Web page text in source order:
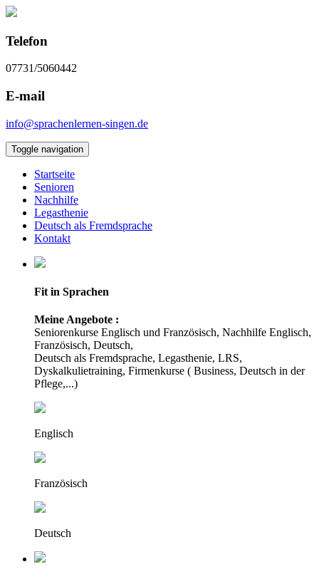
Telefon
07731/5060442
E-mail
info@sprachenlernen-singen.de
Toggle navigation
Startseite
Senioren
Nachhilfe
Legasthenie
Deutsch als Fremdsprache
Kontakt
Fit in Sprachen
Meine Angebote :
Seniorenkurse Englisch und Französisch, Nachhilfe Englisch,
Französisch, Deutsch,
Deutsch als Fremdsprache, Legasthenie, LRS,
Dyskalkulietraining, Firmenkurse ( Business, Deutsch in der
Pflege,...)
Englisch
Französisch
Deutsch